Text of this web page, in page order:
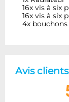
16x vis à six
16x vis à six
4x bouchons
Avis